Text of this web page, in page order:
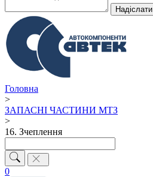
Надiслати
Головна
>
ЗАПАСНІ ЧАСТИНИ МТЗ
>
16. Зчеплення
0